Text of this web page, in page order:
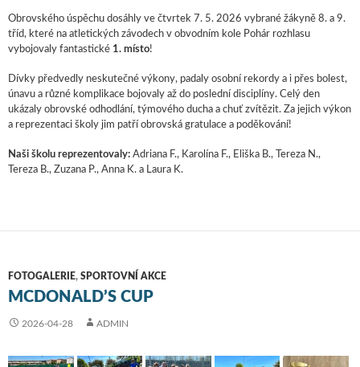
Obrovského úspěchu dosáhly ve čtvrtek 7. 5. 2026 vybrané žákyně 8. a 9.
tříd, které na atletických závodech v obvodním kole Pohár rozhlasu
vybojovaly fantastické 1. místo!
Dívky předvedly neskutečné výkony, padaly osobní rekordy a i přes bolest,
únavu a různé komplikace bojovaly až do poslední disciplíny. Celý den
ukázaly obrovské odhodlání, týmového ducha a chuť zvítězit. Za jejich výkon
a reprezentaci školy jim patří obrovská gratulace a poděkování!
Naši školu reprezentovaly: Adriana F., Karolína F., Eliška B., Tereza N.,
Tereza B., Zuzana P., Anna K. a Laura K.
FOTOGALERIE, SPORTOVNÍ AKCE
MCDONALD’S CUP
2026-04-28 ADMIN